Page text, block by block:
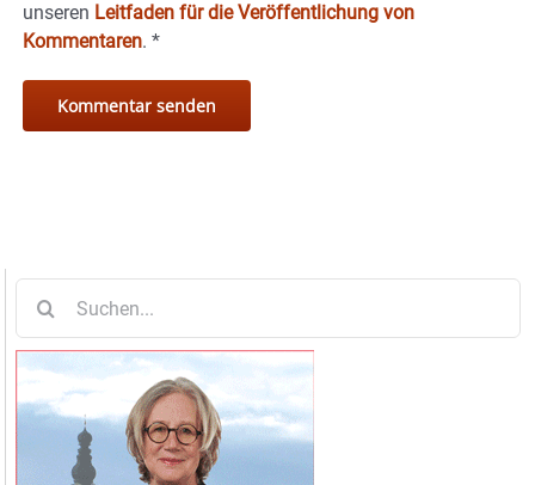
unseren Leitfaden für die Veröffentlichung von
Kommentaren. *
nach: